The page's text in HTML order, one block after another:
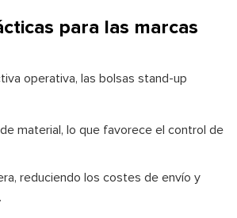
para las marcas
operativa, las bolsas stand-up
material, lo que favorece el control de
reduciendo los costes de envío y